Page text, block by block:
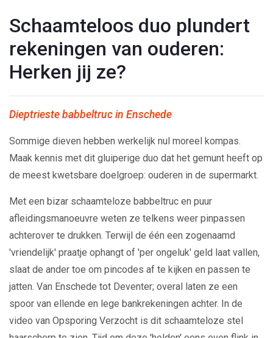
Schaamteloos duo plundert
rekeningen van ouderen:
Herken jij ze?
Dieptrieste babbeltruc in Enschede
Sommige dieven hebben werkelijk nul moreel kompas.
Maak kennis met dit gluiperige duo dat het gemunt heeft op
de meest kwetsbare doelgroep: ouderen in de supermarkt.
Met een bizar schaamteloze babbeltruc en puur
afleidingsmanoeuvre weten ze telkens weer pinpassen
achterover te drukken. Terwijl de één een zogenaamd
'vriendelijk' praatje ophangt of 'per ongeluk' geld laat vallen,
slaat de ander toe om pincodes af te kijken en passen te
jatten. Van Enschede tot Deventer; overal laten ze een
spoor van ellende en lege bankrekeningen achter. In de
video van Opsporing Verzocht is dit schaamteloze stel